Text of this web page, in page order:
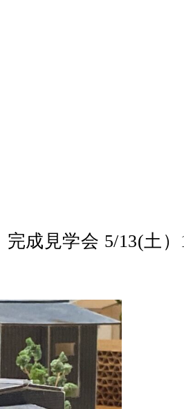
成見学会 5/13(土）